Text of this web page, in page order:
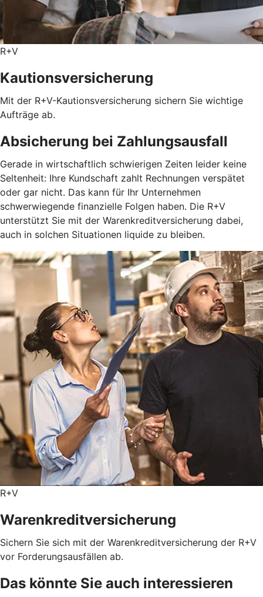
R+V
Kautionsversicherung
Mit der R+V-Kautionsversicherung sichern Sie wichtige
Aufträge ab.
Absicherung bei Zahlungsausfall
Gerade in wirtschaftlich schwierigen Zeiten leider keine
Seltenheit: Ihre Kundschaft zahlt Rechnungen verspätet
oder gar nicht. Das kann für Ihr Unternehmen
schwerwiegende finanzielle Folgen haben. Die R+V
unterstützt Sie mit der Warenkreditversicherung dabei,
auch in solchen Situationen liquide zu bleiben.
R+V
Warenkreditversicherung
Sichern Sie sich mit der Warenkreditversicherung der R+V
vor Forderungsausfällen ab.
Das könnte Sie auch interessieren